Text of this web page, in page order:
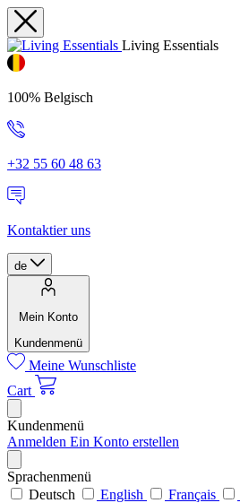
Living Essentials
100% Belgisch
+32 55 60 48 63
Kontaktier uns
de
Mein Konto
Kundenmenü
Meine Wunschliste
Cart
Kundenmenü
Anmelden Ein Konto erstellen
Sprachenmenü
Deutsch
English Français